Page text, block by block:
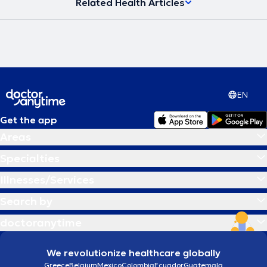
Related Health Articles
EN
Get the app
We revolutionize healthcare globally
GreeceBelgiumMexicoColombiaEcuadorGuatemala